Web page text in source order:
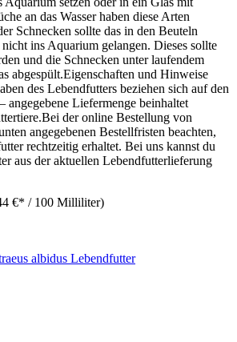
an das Wasser haben diese Arten
Schnecken sollte das in den Beuteln
ins Aquarium gelangen. Dieses sollte
und die Schnecken unter laufendem
abgespült.Eigenschaften und Hinweise
des Lebendfutters beziehen sich auf den
angegebene Liefermenge beinhaltet
der online Bestellung von
angegebenen Bestellfristen beachten,
rechtzeitig erhaltet. Bei uns kannst du
aus der aktuellen Lebendfutterlieferung
€* / 100 Milliliter)